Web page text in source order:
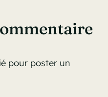
pour poster un